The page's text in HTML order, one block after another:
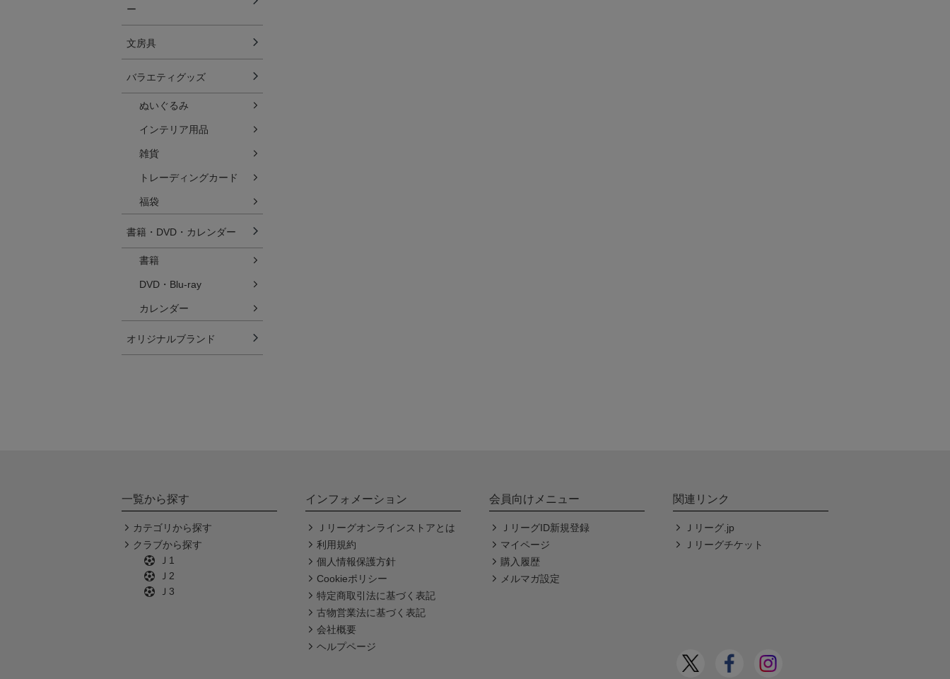
ー
文房具
バラエティグッズ
ぬいぐるみ
インテリア用品
雑貨
トレーディングカード
福袋
書籍・DVD・カレンダー
書籍
DVD・Blu-ray
カレンダー
オリジナルブランド
一覧から探す
カテゴリから探す
クラブから探す
Ｊ1
Ｊ2
Ｊ3
インフォメーション
Ｊリーグオンラインストアとは
利用規約
個人情報保護方針
Cookieポリシー
特定商取引法に基づく表記
古物営業法に基づく表記
会社概要
ヘルプページ
会員向けメニュー
ＪリーグID新規登録
マイページ
購入履歴
メルマガ設定
関連リンク
Ｊリーグ.jp
Ｊリーグチケット